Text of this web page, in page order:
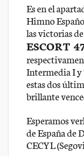
Es en el
Himno
las victorias
ESCORT
Intermedia I y
estas dos
brillante
Esperamos
de España de
CECYL